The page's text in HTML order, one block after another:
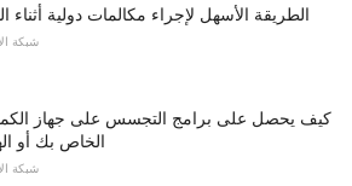
الطريقة الأسهل لإجراء مكالمات دولية أثناء
شبكة
كيف يحصل على برامج التجسس على جهاز
الخاص بك أو
شبكة